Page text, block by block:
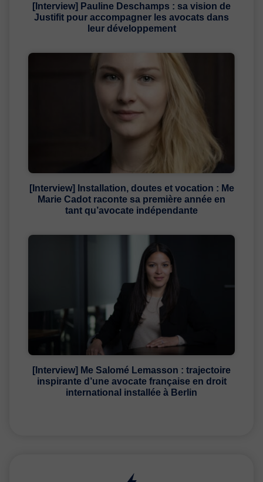
[Interview] Pauline Deschamps : sa vision de
Justifit pour accompagner les avocats dans
leur développement
[Interview] Installation, doutes et vocation : Me
Marie Cadot raconte sa première année en
tant qu’avocate indépendante
[Interview] Me Salomé Lemasson : trajectoire
inspirante d’une avocate française en droit
international installée à Berlin